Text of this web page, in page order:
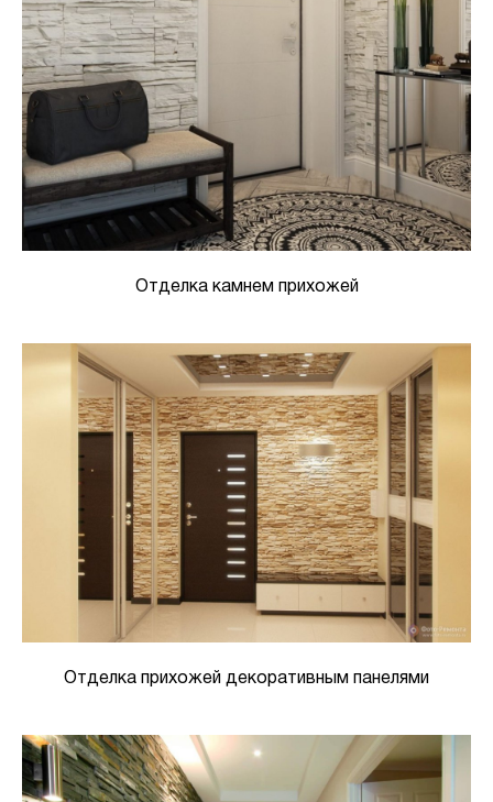
Отделка камнем прихожей
Отделка прихожей декоративным панелями